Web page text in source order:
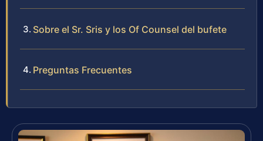
Sobre el Sr. Sris y los Of Counsel del bufete
Preguntas Frecuentes